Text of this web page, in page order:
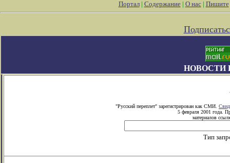
Портал| Содержание| О нас| Пишите
НОВОСТИ
"Русский переплет" зарегистрирован как СМИ.
5 февраля 2001 года.
материалов
Тип